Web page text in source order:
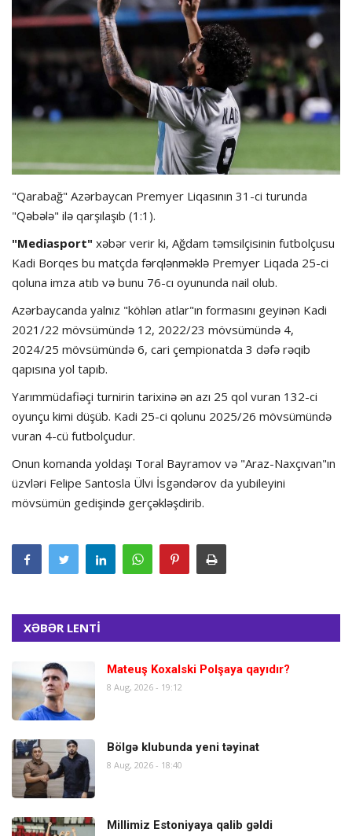
Olimpiada
Layihə
İdman növləri
"Qarabağ" Azərbaycan Premyer Liqasının 31-ci turunda
"Qəbələ" ilə qarşılaşıb (1:1).
"Mediasport" xəbər verir ki, Ağdam təmsilçisinin futbolçusu
Kadi Borqes bu matçda fərqlənməklə Premyer Liqada 25-ci
qoluna imza atıb və bunu 76-cı oyununda nail olub.
Azərbaycanda yalnız "köhlən atlar"ın formasını geyinən Kadi
2021/22 mövsümündə 12, 2022/23 mövsümündə 4,
2024/25 mövsümündə 6, cari çempionatda 3 dəfə rəqib
qapısına yol tapıb.
Yarımmüdafiəçi turnirin tarixinə ən azı 25 qol vuran 132-ci
oyunçu kimi düşüb. Kadi 25-ci qolunu 2025/26 mövsümündə
vuran 4-cü futbolçudur.
Onun komanda yoldaşı Toral Bayramov və "Araz-Naxçıvan"ın
üzvləri Felipe Santosla Ülvi İsgəndərov da yubileyini
mövsümün gedişində gerçəkləşdirib.
XƏBƏR LENTİ
Mateuş Koxalski Polşaya qayıdır?
8 Aug, 2026 - 19:12
Bölgə klubunda yeni təyinat
8 Aug, 2026 - 18:40
Millimiz Estoniyaya qalib gəldi